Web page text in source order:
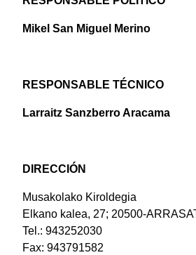
Mikel San Miguel Merino
RESPONSABLE TÉCNICO
Larraitz Sanzberro Aracama
DIRECCIÓN
Musakolako Kiroldegia
Elkano kalea, 27; 20500-
Tel.: 943252030
Fax: 943791582